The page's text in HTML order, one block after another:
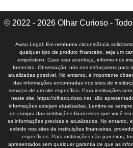
© 2022 - 2026 Olhar Curioso -
Aviso Legal: Em nenhuma circunstância
qualquer tipo de produto financeiro, seja um
empréstimo. Caso isso aconteça, informe-nos
fornecido. Observação: nós nos esforçamos para
atualizadas possível. No entanto, é importante
das informações encontradas nos sites de
serviços de um site específico. Para instituições
neste site, https://olharcurioso.net, são
informações estejam atualizadas. Lembre-se
de compra das instituições financeiras que você
as informações precisas e atualizadas. No entanto,
exibido nos sites de instituições financeiras,
específicos. Para instituições não parceiras,
apresentados sem qualquer garantia de que as